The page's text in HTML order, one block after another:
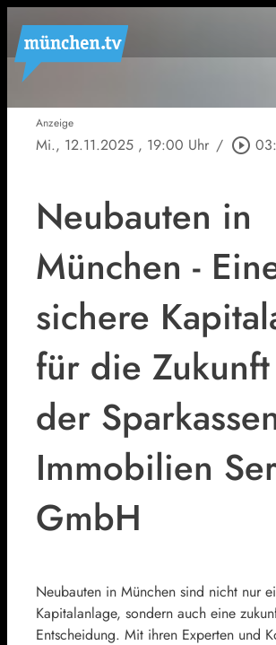
Anzeige
Mi., 12.11.2025 , 19:00 Uhr / play_circle_outline
Neubauten in
München -
sichere
für die
der
Immobilien
GmbH
Neubauten in München sind nicht nur
Kapitalanlage, sondern auch eine
Entscheidung. Mit ihren Experten und